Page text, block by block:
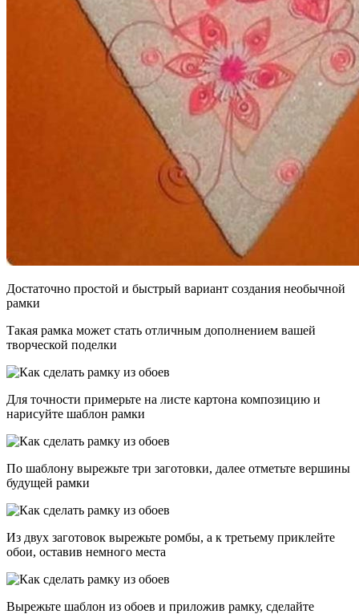
Достаточно простой и быстрый вариант создания необычной
рамки
Такая рамка может стать отличным дополнением вашей
творческой поделки
Для точности примерьте на листе картона композицию и
нарисуйте шаблон рамки
По шаблону вырежьте три заготовки, далее отметьте вершины
будущей рамки
Из двух заготовок вырежьте ромбы, а к третьему приклейте
обои, оставив немного места
Вырежьте шаблон из обоев и приложив рамку, сделайте